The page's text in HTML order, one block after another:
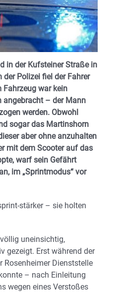
in der Kufsteiner Straße in
Polizei fiel der Fahrer
Fahrzeug war kein
angebracht – der Mann
werden. Obwohl
sogar das Martinshorn
aber ohne anzuhalten
mit dem Scooter auf das
warf sein Gefährt
im „Sprintmodus“ vor
stärker – sie holten
uneinsichtig,
gezeigt. Erst während der
Rosenheimer Dienststelle
– nach Einleitung
wegen eines Verstoßes